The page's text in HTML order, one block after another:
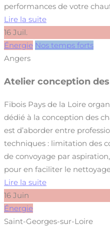
performances de votre
Lire la suite
16 Juil.
Énergie Nos temps forts
Angers
Atelier conception
Fibois Pays de la Loire
dédié à la conception des
est d’aborder entre
techniques : limitation des
de convoyage par
pour en faciliter le
Lire la suite
16 Juin
Énergie
Saint-Georges-sur-Loire